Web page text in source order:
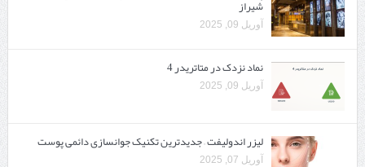
شیراز
آوریل 09, 2025
نماد نزدک در متاتریدر 4
آوریل 09, 2025
لیزر اندولیفت – جدیدترین تکنیک جوانسازی دائمی پوست
آوریل 07, 2025